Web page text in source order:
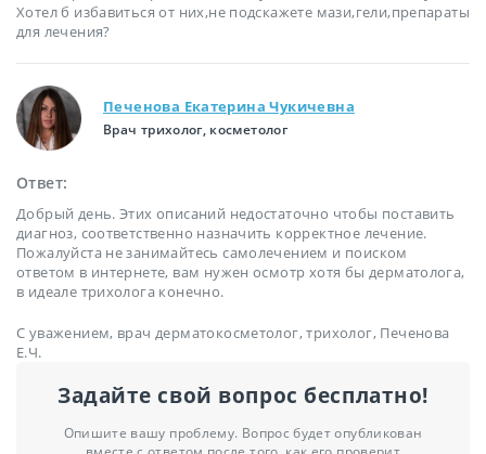
Хотел б избавиться от них,не подскажете мази,гели,препараты
для лечения?
Печенова Екатерина Чукичевна
Врач трихолог, косметолог
Ответ:
Добрый день. Этих описаний недостаточно чтобы поставить
диагноз, соответственно назначить корректное лечение.
Пожалуйста не занимайтесь самолечением и поиском
ответом в интернете, вам нужен осмотр хотя бы дерматолога,
в идеале трихолога конечно.
С уважением, врач дерматокосметолог, трихолог, Печенова
Е.Ч.
Задайте свой вопрос бесплатно!
Опишите вашу проблему. Вопрос будет опубликован